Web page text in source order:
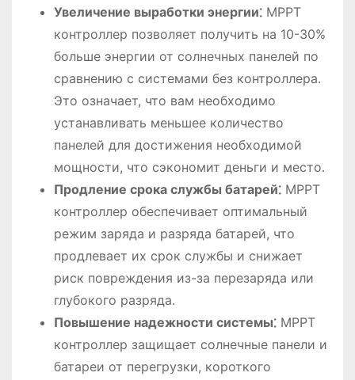
Увеличение выработки энергии⁚MPPT
контроллер позволяет получить на 10-30%
больше энергии от солнечных панелей по
сравнению с системами без контроллера․
Это означает, что вам необходимо
устанавливать меньшее количество
панелей для достижения необходимой
мощности, что сэкономит деньги и место․
Продление срока службы батарей⁚MPPT
контроллер обеспечивает оптимальный
режим заряда и разряда батарей, что
продлевает их срок службы и снижает
риск повреждения из-за перезаряда или
глубокого разряда․
Повышение надежности системы⁚MPPT
контроллер защищает солнечные панели и
батареи от перегрузки, короткого